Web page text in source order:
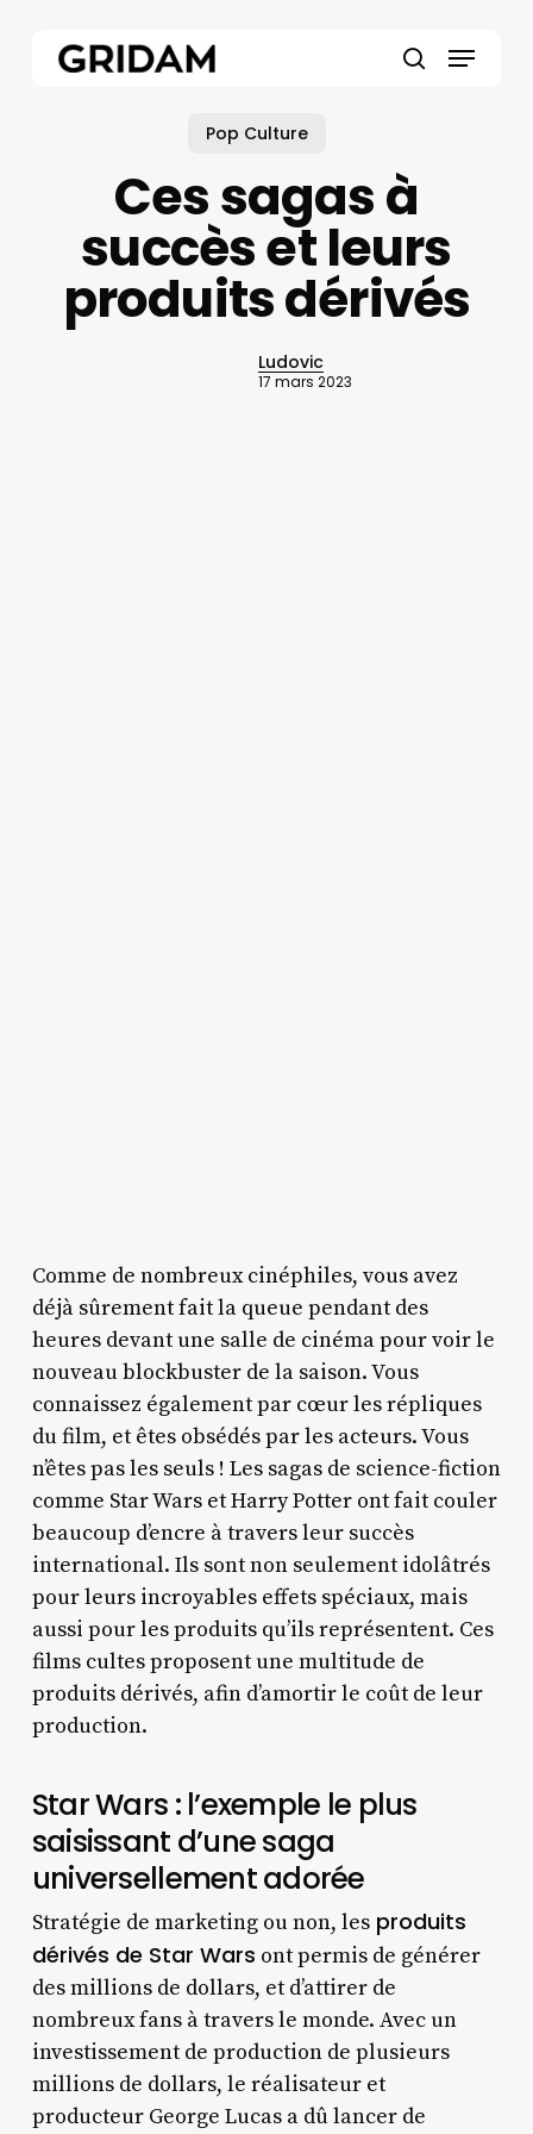
Menu
Pop Culture
Ces sagas à
succès et leurs
produits dérivés
Ludovic
17 mars 2023
Comme de nombreux cinéphiles, vous avez
déjà sûrement fait la queue pendant des
heures devant une salle de cinéma pour voir le
nouveau blockbuster de la saison. Vous
connaissez également par cœur les répliques
du film, et êtes obsédés par les acteurs. Vous
n’êtes pas les seuls ! Les sagas de science-fiction
comme Star Wars et Harry Potter ont fait couler
beaucoup d’encre à travers leur succès
international. Ils sont non seulement idolâtrés
pour leurs incroyables effets spéciaux, mais
aussi pour les produits qu’ils représentent. Ces
films cultes proposent une multitude de
produits dérivés, afin d’amortir le coût de leur
production.
Star Wars : l’exemple le plus
saisissant d’une saga
universellement adorée
Stratégie de marketing ou non, lesproduits
dérivés de Star Wars ont permis de générer
des millions de dollars, et d’attirer de
nombreux fans à travers le monde. Avec un
investissement de production de plusieurs
millions de dollars, le réalisateur et
producteur George Lucas a dû lancer de